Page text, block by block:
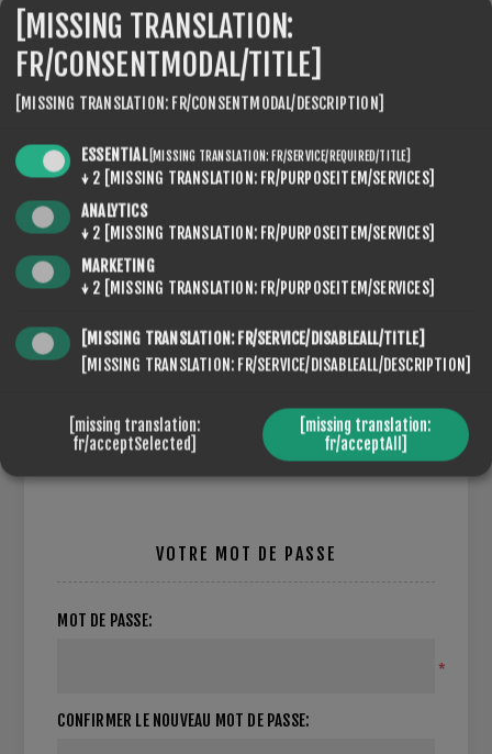
NUMÉRO DE TVA:
NOTE : Entrer le numéro de TVA avec le code du pays
(e.g. GB 111 111 11)
VOTRE MOT DE PASSE
MOT DE PASSE:
*
CONFIRMER LE NOUVEAU MOT DE PASSE:
[MISSING TRANSLATION:
FR/CONSENTMODAL/TITLE]
[MISSING TRANSLATION: FR/CONSENTMODAL/DESCRIPTION]
ESSENTIAL [MISSING TRANSLATION: FR/SERVICE/REQUIRED/TITLE]
↓ 2
[MISSING TRANSLATION: FR/PURPOSEITEM/SERVICES]
ANALYTICS
↓ 2
[MISSING TRANSLATION: FR/PURPOSEITEM/SERVICES]
MARKETING
↓ 2 [MISSING TRANSLATION: FR/PURPOSEITEM/SERVICES]
[MISSING TRANSLATION: FR/SERVICE/DISABLEALL/TITLE]
[MISSING TRANSLATION: FR/SERVICE/DISABLEALL/DESCRIPTION]
[missing translation:
fr/acceptSelected]
[missing translation:
fr/acceptAll]